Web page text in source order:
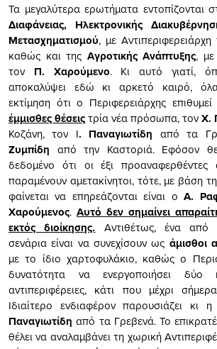
Τα μεγαλύτερα ερωτήματα εντοπίζονται
Διαφάνειας, Ηλεκτρονικής
Μετασχηματισμού, με Αντιπεριφερειάρχη
καθώς και της Αγροτικής Ανάπτυξης, με
τον Π. Χαρούμενο. Κι αυτό γιατί,
αποκαλύψει εδώ κι αρκετό καιρό,
εκτίμηση ότι ο Περιφερειάρχης
έμμισθες θέσειςτρία νέα πρόσωπα, τονΧ.
Κοζάνη, τον Ι. Παναγιωτίδη από τα
Ζυμπίδη από την Καστοριά. Εφόσον
δεδομένο ότι οι έξι προαναφερθέντες
παραμένουν αμετακίνητοι, τότε, με βάση
φαίνεται να επηρεάζονται είναι οΑ.
Χαρούμενος. Αυτό δεν σημαίνει
εκτός διοίκησης. Αντιθέτως, ένα από
σενάρια είναι να συνεχίσουν ως άμισθοι
με το ίδιο χαρτοφυλάκιο, καθώς ο
δυνατότητα να ενεργοποιήσει δύο
αντιπεριφέρειες, κάτι που μέχρι
Ιδιαίτερο ενδιαφέρον παρουσιάζει κι
Παναγιωτίδη από τα Γρεβενά. Το
θέλει να αναλαμβάνει τη χωρική